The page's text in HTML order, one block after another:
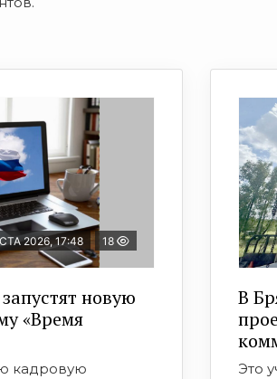
2026, 17:48 18
новую
«Время
кадровую
В
Это